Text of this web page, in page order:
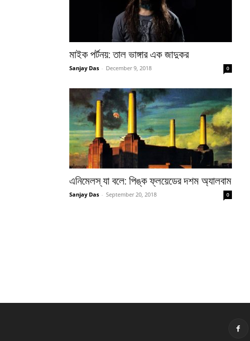
মাইক পর্টনয়: তাল ভাঙ্গার এক জাদুকর
Sanjay Das - December 9, 2018 0
এনিমেলস্ যা বলে: পিঙ্ক ফ্লয়েডের দশম অ্যালবাম
Sanjay Das - September 20, 2018 0